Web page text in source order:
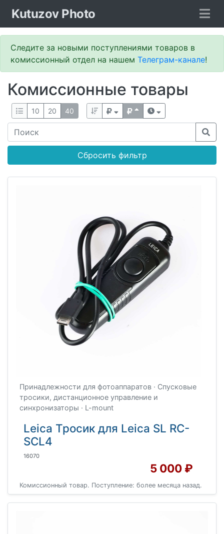
Kutuzov Photo
Следите за новыми поступлениями товаров в
комиссионный отдел на нашем Телеграм-канале!
Комиссионные товары
10 20 40
Сбросить фильтр
Принадлежности для фотоаппаратов · Спусковые
тросики, дистанционное управление и
синхронизаторы · L-mount
Leica Тросик для Leica SL RC-
SCL4
16070
5 000 ₽
Комиссионный товар. Поступление: более месяца назад.